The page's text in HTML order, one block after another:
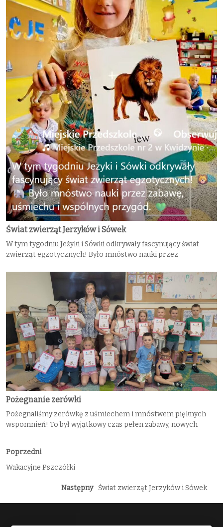
Świat zwierząt Jerzyków i Sówek
W tym tygodniu Jeżyki i Sówki odkrywały fascynujący świat
zwierząt egzotycznych! Było mnóstwo nauki przez
Pożegnanie zerówki
Pożegnaliśmy zerówkę z uśmiechem i mnóstwem pięknych
wspomnień! To był wyjątkowy czas pełen zabawy, nowych
Poprzedni
Wakacyjne Pszczółki
Następny Świat zwierząt Jerzyków i Sówek